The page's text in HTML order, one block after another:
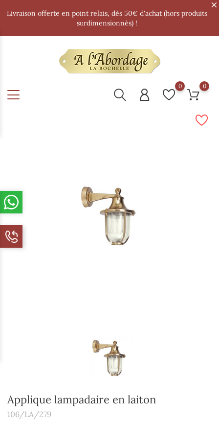
Livraison offerte en point relais, dès 50€ d'achat (hors produits
surdimensionnés) !
0 0
Applique lampadaire en laiton
106/LA/279